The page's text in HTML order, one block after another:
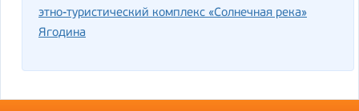
этно-туристический комплекс «Солнечная река»
Ягодина